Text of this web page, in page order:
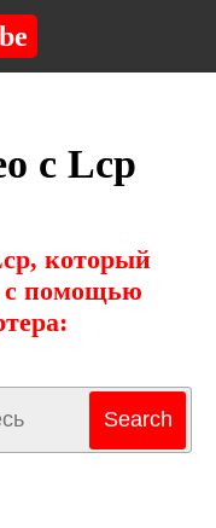
с Lcp
который
с помощью